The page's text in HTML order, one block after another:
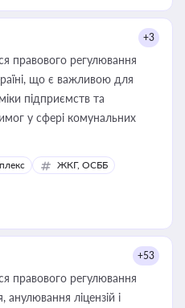
+3
правового регулювання
що є важливою для
підприємств та
у сфері комунальних
ЖКГ, ОСББ
+53
правового регулювання
ліцензій і